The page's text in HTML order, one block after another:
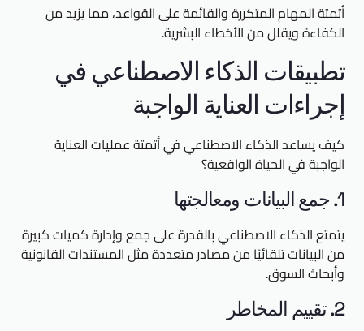
أتمتة المهام المتكررة والقائمة على القواعد، مما يزيد من
الكفاءة ويقلل من الأخطاء البشرية.
تطبيقات الذكاء الاصطناعي في
إجراءات العناية الواجبة
كيف يساعد الذكاء الاصطناعي في أتمتة عمليات العناية
الواجبة في الحياة الواقعية؟
1. جمع البيانات ومعالجتها
يتمتع الذكاء الاصطناعي بالقدرة على جمع وإدارة كميات كبيرة
من البيانات تلقائيًا من مصادر متعددة مثل المستندات القانونية
وأبحاث السوق.
2. تقييم المخاطر